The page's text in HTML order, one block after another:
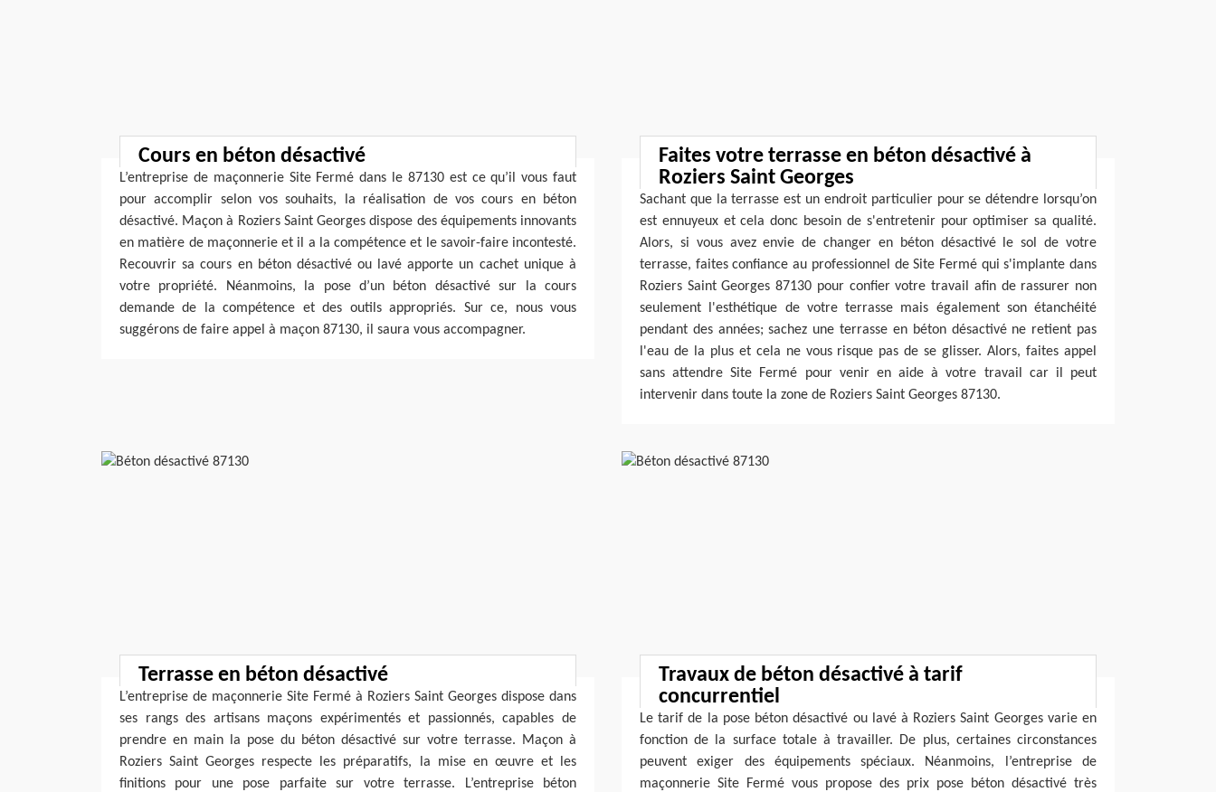
Cours en béton désactivé
L’entreprise de maçonnerie Site Fermé dans le 87130 est ce qu’il vous faut
pour accomplir selon vos souhaits, la réalisation de vos cours en béton
désactivé. Maçon à Roziers Saint Georges dispose des équipements innovants
en matière de maçonnerie et il a la compétence et le savoir-faire incontesté.
Recouvrir sa cours en béton désactivé ou lavé apporte un cachet unique à
votre propriété. Néanmoins, la pose d’un béton désactivé sur la cours
demande de la compétence et des outils appropriés. Sur ce, nous vous
suggérons de faire appel à maçon 87130, il saura vous accompagner.
Faites votre terrasse en béton désactivé à
Roziers Saint Georges
Sachant que la terrasse est un endroit particulier pour se détendre lorsqu’on
est ennuyeux et cela donc besoin de s'entretenir pour optimiser sa qualité.
Alors, si vous avez envie de changer en béton désactivé le sol de votre
terrasse, faites confiance au professionnel de Site Fermé qui s'implante dans
Roziers Saint Georges 87130 pour confier votre travail afin de rassurer non
seulement l'esthétique de votre terrasse mais également son étanchéité
pendant des années; sachez une terrasse en béton désactivé ne retient pas
l'eau de la plus et cela ne vous risque pas de se glisser. Alors, faites appel
sans attendre Site Fermé pour venir en aide à votre travail car il peut
intervenir dans toute la zone de Roziers Saint Georges 87130.
Terrasse en béton désactivé
L’entreprise de maçonnerie Site Fermé à Roziers Saint Georges dispose dans
ses rangs des artisans maçons expérimentés et passionnés, capables de
prendre en main la pose du béton désactivé sur votre terrasse. Maçon à
Roziers Saint Georges respecte les préparatifs, la mise en œuvre et les
finitions pour une pose parfaite sur votre terrasse. L’entreprise béton
Travaux de béton désactivé à tarif
concurrentiel
Le tarif de la pose béton désactivé ou lavé à Roziers Saint Georges varie en
fonction de la surface totale à travailler. De plus, certaines circonstances
peuvent exiger des équipements spéciaux. Néanmoins, l’entreprise de
maçonnerie Site Fermé vous propose des prix pose béton désactivé très